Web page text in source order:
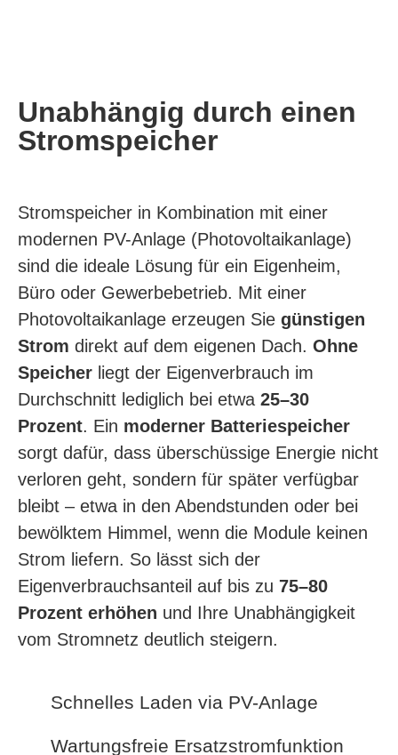
Unabhängig durch einen
Stromspeicher
Stromspeicher in Kombination mit einer
modernen PV-Anlage (Photo­voltaik­anlage)
sind die ideale Lösung für ein Eigenheim,
Büro oder Gewerbebetrieb. Mit einer
Photovoltaikanlage erzeugen Sie günstigen
Strom direkt auf dem eigenen Dach. Ohne
Speicher liegt der Eigenverbrauch im
Durchschnitt lediglich bei etwa 25–30
Prozent. Ein moderner Batteriespeicher
sorgt dafür, dass überschüssige Energie nicht
verloren geht, sondern für später verfügbar
bleibt – etwa in den Abendstunden oder bei
bewölktem Himmel, wenn die Module keinen
Strom liefern. So lässt sich der
Eigenverbrauchsanteil auf bis zu 75–80
Prozent erhöhen und Ihre Unabhängigkeit
vom Stromnetz deutlich steigern.
Schnelles Laden via PV-Anlage
Wartungsfreie Ersatzstromfunktion